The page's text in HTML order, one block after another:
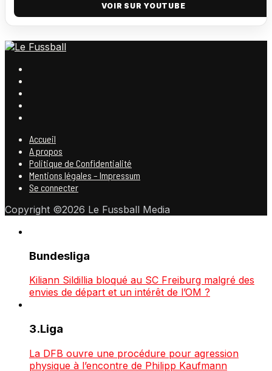
VOIR SUR YOUTUBE
Accueil
A propos
Politique de Confidentialité
Mentions légales – Impressum
Se connecter
Copyright ©2026 Le Fussball Media
Bundesliga
Kiliann Sildillia bloqué au SC Freiburg malgré des
envies de départ et un intérêt de l’OM ?
3.Liga
La DFB ouvre une procédure pour agression
physique à l’encontre de Philipp Kaufmann